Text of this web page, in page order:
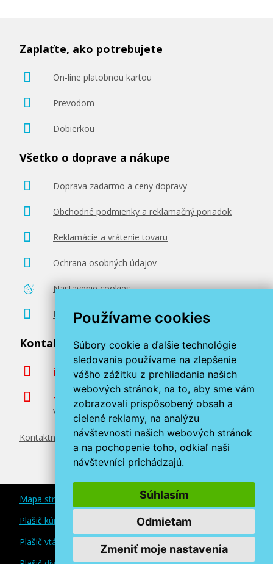
Používame cookies
Súbory cookie a ďalšie technológie
sledovania používame na zlepšenie
vášho zážitku z prehliadania našich
webových stránok, na to, aby sme vám
zobrazovali prispôsobený obsah a
cielené reklamy, na analýzu
návštevnosti našich webových stránok
a na pochopenie toho, odkiaľ naši
návštevníci prichádzajú.
Súhlasím
Odmietam
Zmeniť moje nastavenia
Originálna náplň EPSON T1598 (Matne
čierna)
Originálna náplň
22,90 €
Pridať do košíka
Zaplaťte, ako potrebujete
On-line platobnou kartou
Prevodom
Dobierkou
Všetko o doprave a nákupe
Doprava zadarmo a ceny dopravy
Obchodné podmienky a reklamačný poriadok
Reklamácie a vrátenie tovaru
Ochrana osobných údajov
Nastavenie cookies
Poradenstvo zadarmo
Kontaktujte nás
info@miroluk.sk
+420 377 222 313
Volajte v pracovné dni od 8. do 17. hod.
Kontaktné údaje
Mapa stránok
Plašič kún a myší
Plašič vtákov